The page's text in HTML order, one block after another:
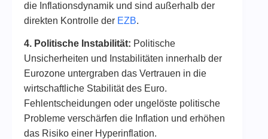
die Inflationsdynamik und sind außerhalb der
direkten Kontrolle der EZB.
4. Politische Instabilität: Politische
Unsicherheiten und Instabilitäten innerhalb der
Eurozone untergraben das Vertrauen in die
wirtschaftliche Stabilität des Euro.
Fehlentscheidungen oder ungelöste politische
Probleme verschärfen die Inflation und erhöhen
das Risiko einer Hyperinflation.